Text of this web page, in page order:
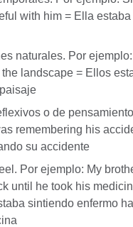
with him = Ella
naturales. Por
landscape = Ellos
o de
remembering his
su accidente
Por ejemplo: My
until he took his
sintiendo enfermo